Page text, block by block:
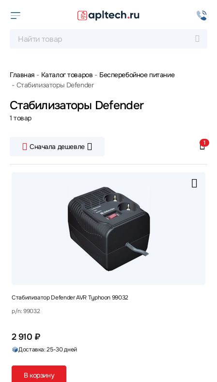
Главная Каталог товаров
Бесперебойное питание
Стабилизаторы Defender
Стабилизаторы Defender
1 товар
Сначала дешевле 1
Стабилизатор Defender AVR Typhoon 99032
p/n: 99032
2 910 ₽
Доставка: 25-30 дней
В корзину